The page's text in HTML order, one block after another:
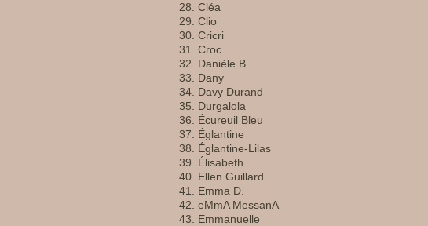
Cléa
Clio
Cricri
Croc
Danièle B.
Dany
Davy Durand
Durgalola
Écureuil Bleu
Églantine
Églantine-Lilas
Élisabeth
Ellen Guillard
Emma D.
eMmA MessanA
Emmanuelle